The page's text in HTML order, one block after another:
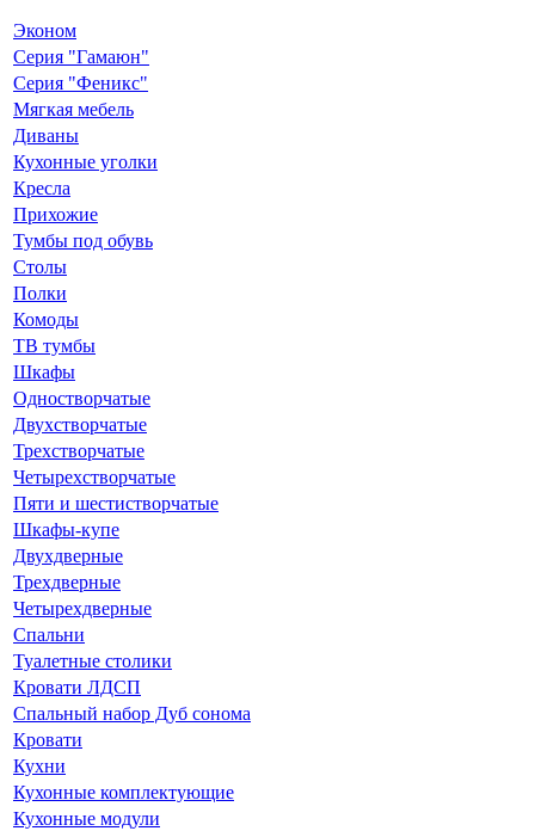
Эконом
Серия "Гамаюн"
Серия "Феникс"
Мягкая мебель
Диваны
Кухонные уголки
Кресла
Прихожие
Тумбы под обувь
Столы
Полки
Комоды
ТВ тумбы
Шкафы
Одностворчатые
Двухстворчатые
Трехстворчатые
Четырехстворчатые
Пяти и шестистворчатые
Шкафы-купе
Двухдверные
Трехдверные
Четырехдверные
Спальни
Туалетные столики
Кровати ЛДСП
Спальный набор Дуб сонома
Кровати
Кухни
Кухонные комплектующие
Кухонные модули